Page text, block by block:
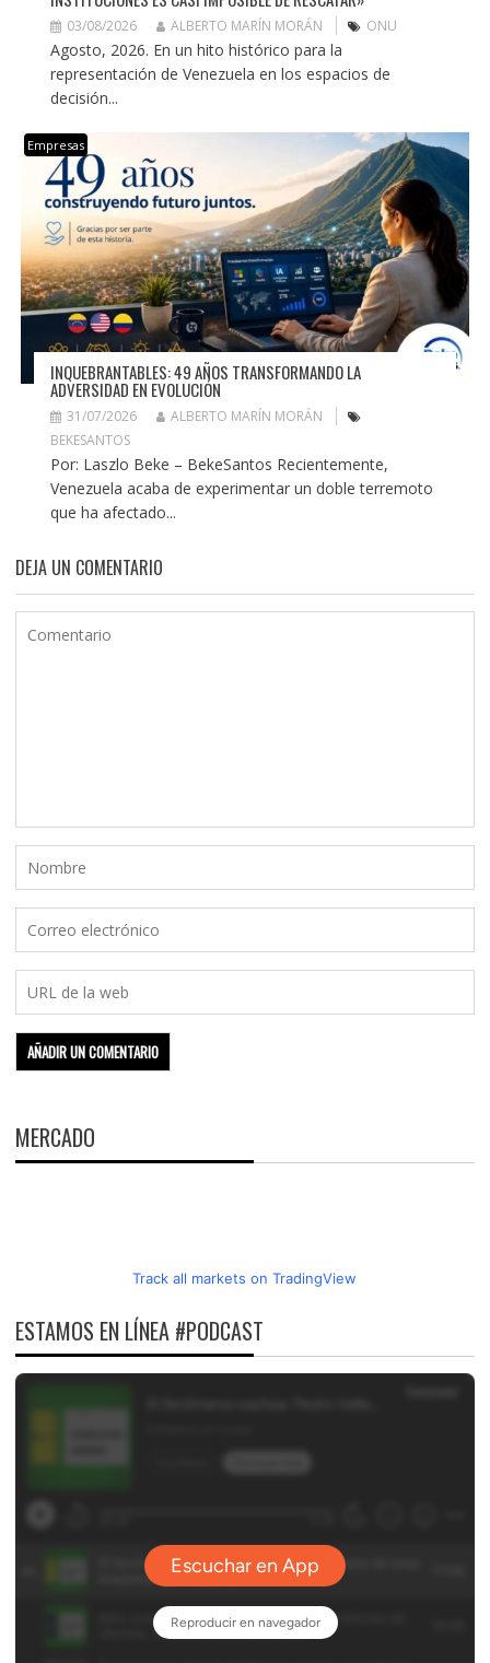
03/08/2026 ALBERTO MARÍN MORÁN ONU
Agosto, 2026. En un hito histórico para la
representación de Venezuela en los espacios de
decisión...
Empresas
INQUEBRANTABLES: 49 AÑOS TRANSFORMANDO LA
ADVERSIDAD EN EVOLUCIÓN
31/07/2026
ALBERTO MARÍN MORÁN
BEKESANTOS
Por: Laszlo Beke – BekeSantos Recientemente,
Venezuela acaba de experimentar un doble terremoto
que ha afectado...
DEJA UN COMENTARIO
MERCADO
Track all markets on TradingView
ESTAMOS EN LÍNEA #PODCAST